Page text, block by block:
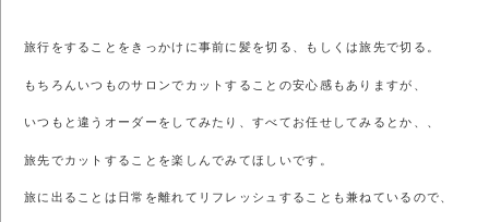
旅行をすることをきっかけに事前に髪を切る、もしくは旅先で切る。
もちろんいつものサロンでカットすることの安心感もありますが、
いつもと違うオーダーをしてみたり、すべてお任せしてみるとか、、
旅先でカットすることを楽しんでみてほしいです。
旅に出ることは日常を離れてリフレッシュすることも兼ねているので、